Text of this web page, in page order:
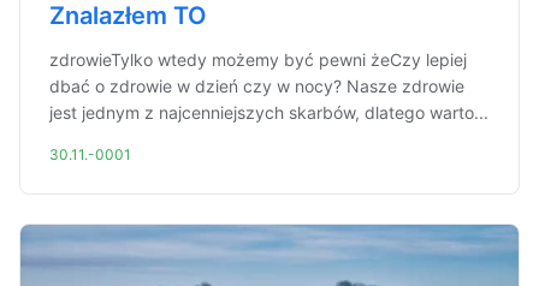
Znalazłem TO
zdrowieTylko wtedy możemy być pewni żeCzy lepiej
dbać o zdrowie w dzień czy w nocy? Nasze zdrowie
jest jednym z najcenniejszych skarbów, dlatego warto...
30.11.-0001